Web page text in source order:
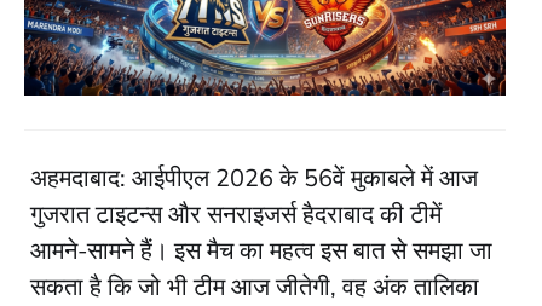
अहमदाबाद: आईपीएल 2026 के 56वें मुकाबले में आज
गुजरात टाइटन्स और सनराइजर्स हैदराबाद की टीमें
आमने-सामने हैं। इस मैच का महत्व इस बात से समझा जा
सकता है कि जो भी टीम आज जीतेगी, वह अंक तालिका